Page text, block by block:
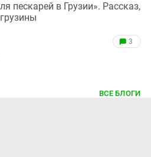
пескарей в Грузии». Рассказ,
3
ВСЕ БЛОГИ